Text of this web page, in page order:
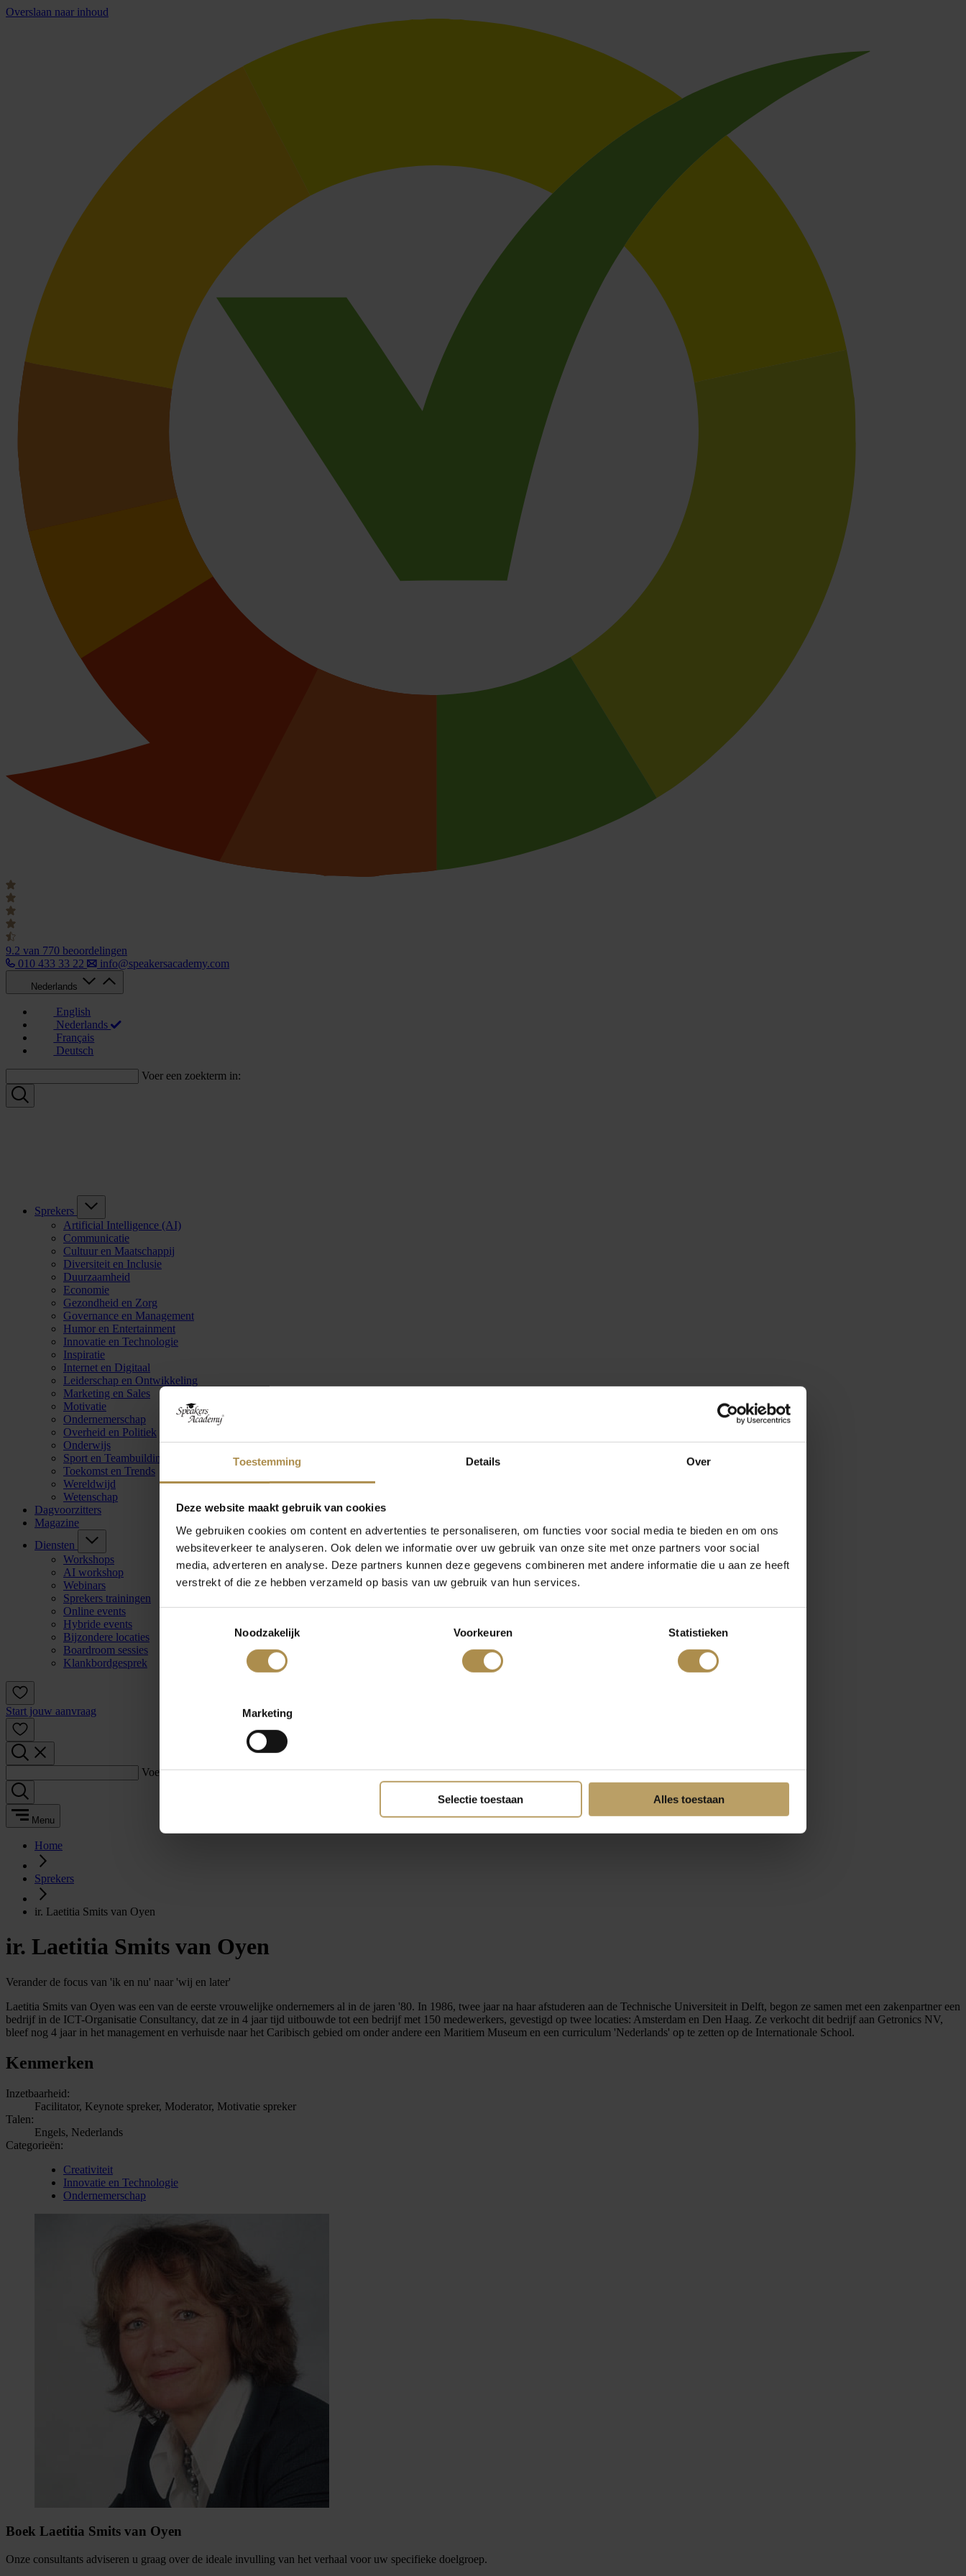
Toestemming Details Over
Deze website maakt gebruik van cookies
We gebruiken cookies om content en advertenties te personaliseren, om functies voor social media te bieden en om ons
websiteverkeer te analyseren. Ook delen we informatie over uw gebruik van onze site met onze partners voor social
media, adverteren en analyse. Deze partners kunnen deze gegevens combineren met andere informatie die u aan ze heeft
verstrekt of die ze hebben verzameld op basis van uw gebruik van hun services.
Noodzakelijk
Voorkeuren Statistieken
Marketing
Selectie toestaan Alles toestaan
Overslaan naar inhoud
9.2 van 770 beoordelingen
010 433 33 22
info@speakersacademy.com
Nederlands
English
Nederlands
Français
Deutsch
Voer een zoekterm in:
Sprekers
Artificial Intelligence (AI)
Communicatie
Cultuur en Maatschappij
Diversiteit en Inclusie
Duurzaamheid
Economie
Gezondheid en Zorg
Governance en Management
Humor en Entertainment
Innovatie en Technologie
Inspiratie
Internet en Digitaal
Leiderschap en Ontwikkeling
Marketing en Sales
Motivatie
Ondernemerschap
Overheid en Politiek
Onderwijs
Sport en Teambuilding
Toekomst en Trends
Wereldwijd
Wetenschap
Dagvoorzitters
Magazine
Diensten
Workshops
AI workshop
Webinars
Sprekers trainingen
Online events
Hybride events
Bijzondere locaties
Boardroom sessies
Klankbordgesprek
Start jouw aanvraag
Voer een zoekterm in:
Menu
Home
Sprekers
ir. Laetitia Smits van Oyen
ir. Laetitia Smits van Oyen
Verander de focus van 'ik en nu' naar 'wij en later'
Laetitia Smits van Oyen was een van de eerste vrouwelijke ondernemers al in de jaren '80. In 1986, twee jaar na haar afstuderen aan de Technische Universiteit in Delft, begon ze samen met een zakenpartner een
bedrijf in de ICT-Organisatie Consultancy, dat ze in 4 jaar tijd uitbouwde tot een bedrijf met 150 medewerkers, gevestigd op twee locaties: Amsterdam en Den Haag. Ze verkocht dit bedrijf aan Getronics NV,
bleef nog 4 jaar in het management en verhuisde naar het Caribisch gebied om onder andere een Maritiem Museum en een curriculum 'Nederlands' op te zetten op de Internationale School.
Kenmerken
Inzetbaarheid:
Facilitator, Keynote spreker, Moderator, Motivatie spreker
Talen:
Engels, Nederlands
Categorieën:
Creativiteit
Innovatie en Technologie
Ondernemerschap
Boek Laetitia Smits van Oyen
Onze consultants adviseren u graag over de ideale invulling van het verhaal voor uw specifieke doelgroep.